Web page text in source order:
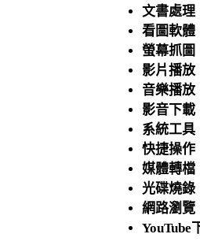
文書處理
看圖軟體
螢幕抓圖
影片播放
音樂播放
影音下載
系統工具
快捷操作
媒體轉檔
光碟燒錄
網路瀏覽
YouTube